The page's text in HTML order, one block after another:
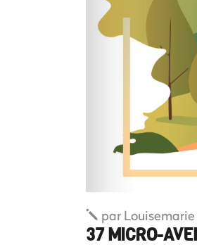
par Louisemarie
37 MICRO-